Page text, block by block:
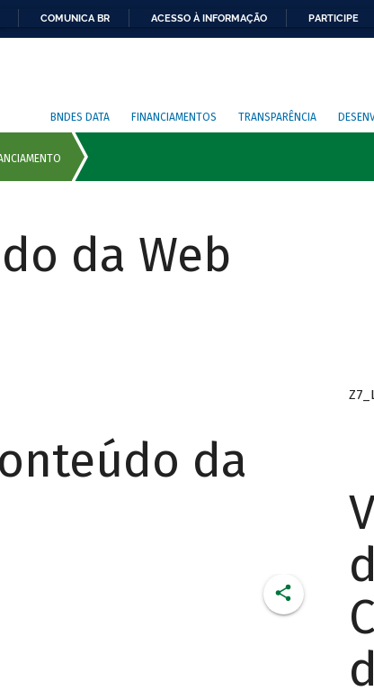
COMUNICA BR ACESSO À INFORMAÇÃO PARTICIPE
BNDES DATA FINANCIAMENTOS TRANSPARÊNCIA
da Web
da